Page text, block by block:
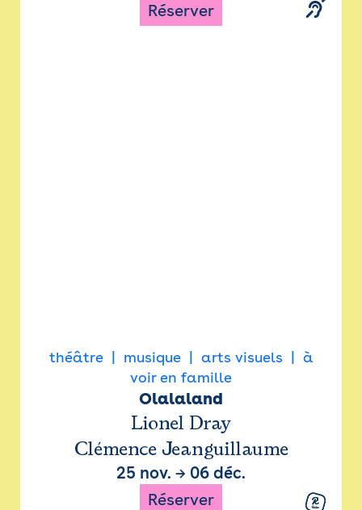
Réserver
théâtre musique arts visuels
à
voir en famille
Olalaland
Lionel Dray
Clémence Jeanguillaume
25 nov. → 06 déc.
Réserver